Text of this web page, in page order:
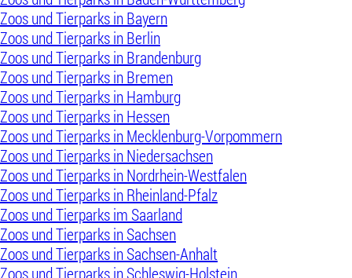
Zoos und Tierparks in Bayern
Zoos und Tierparks in Berlin
Zoos und Tierparks in Brandenburg
Zoos und Tierparks in Bremen
Zoos und Tierparks in Hamburg
Zoos und Tierparks in Hessen
Zoos und Tierparks in Mecklenburg-Vorpommern
Zoos und Tierparks in Niedersachsen
Zoos und Tierparks in Nordrhein-Westfalen
Zoos und Tierparks in Rheinland-Pfalz
Zoos und Tierparks im Saarland
Zoos und Tierparks in Sachsen
Zoos und Tierparks in Sachsen-Anhalt